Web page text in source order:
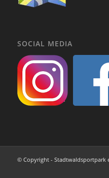
SOCIAL MEDIA
© Copyright - Stadtwaldsportpark